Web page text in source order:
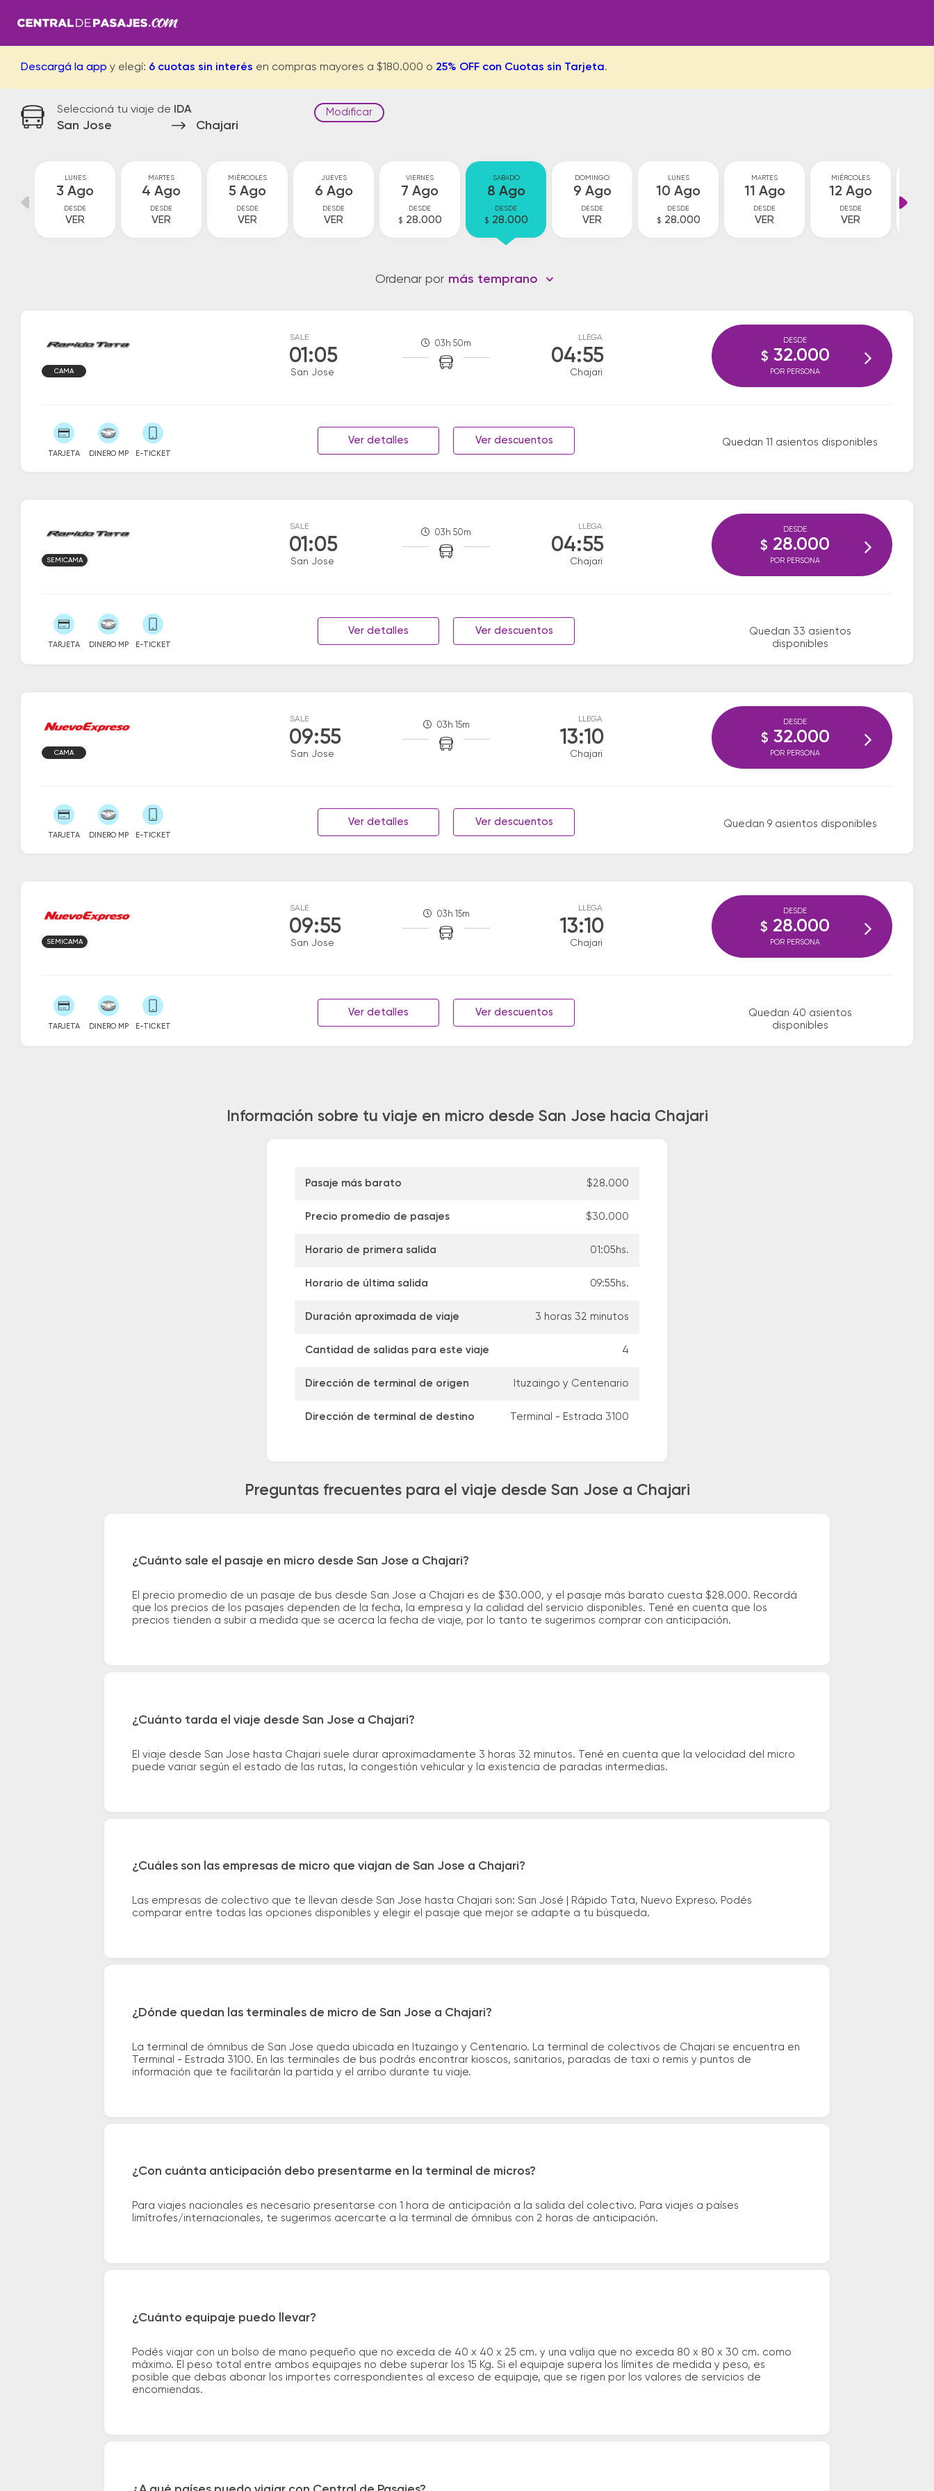
Descargá la app y elegí: 6 cuotas sin interés en compras mayores a $180.000 o 25% OFF con Cuotas sin Tarjeta.
Seleccioná tu viaje de IDA
San Jose Chajari
Modificar
LUNES
3 Ago
DESDE
VER
MARTES
4 Ago
DESDE
VER
MIÉRCOLES
5 Ago
DESDE
VER
JUEVES
6 Ago
DESDE
VER
VIERNES
7 Ago
DESDE
$ 28.000
SABADO
8 Ago
DESDE
$ 28.000
DOMINGO
9 Ago
DESDE
VER
LUNES
10 Ago
DESDE
$ 28.000
MARTES
11 Ago
DESDE
VER
MIÉRCOLES
12 Ago
DESDE
VER
Ordenar por más temprano
SALE
01:05
San Jose
03h 50m
LLEGA
04:55
Chajari
CAMA
TARJETA DINERO MP E-TICKET
Ver detalles Ver descuentos Quedan 11 asientos disponibles
DESDE
$ 32.000
POR PERSONA
SALE
01:05
San Jose
03h 50m
LLEGA
04:55
Chajari
SEMICAMA
TARJETA DINERO MP E-TICKET
Ver detalles Ver descuentos
Quedan 33 asientos
disponibles
DESDE
$ 28.000
POR PERSONA
SALE
09:55
San Jose
03h 15m
LLEGA
13:10
Chajari
CAMA
TARJETA DINERO MP E-TICKET
Ver detalles Ver descuentos Quedan 9 asientos disponibles
DESDE
$ 32.000
POR PERSONA
SALE
09:55
San Jose
03h 15m
LLEGA
13:10
Chajari
SEMICAMA
TARJETA DINERO MP E-TICKET
Ver detalles Ver descuentos
Quedan 40 asientos
disponibles
DESDE
$ 28.000
POR PERSONA
Información sobre tu viaje en micro desde San Jose hacia Chajari
Pasaje más barato $28.000
Precio promedio de pasajes $30.000
Horario de primera salida 01:05hs.
Horario de última salida 09:55hs.
Duración aproximada de viaje 3 horas 32 minutos
Cantidad de salidas para este viaje 4
Dirección de terminal de origen Ituzaingo y Centenario
Dirección de terminal de destino Terminal - Estrada 3100
Preguntas frecuentes para el viaje desde San Jose a Chajari
¿Cuánto sale el pasaje en micro desde San Jose a Chajari?
El precio promedio de un pasaje de bus desde San Jose a Chajari es de $30.000, y el pasaje más barato cuesta $28.000. Recordá
que los precios de los pasajes dependen de la fecha, la empresa y la calidad del servicio disponibles. Tené en cuenta que los
precios tienden a subir a medida que se acerca la fecha de viaje, por lo tanto te sugerimos comprar con anticipación.
¿Cuánto tarda el viaje desde San Jose a Chajari?
El viaje desde San Jose hasta Chajari suele durar aproximadamente 3 horas 32 minutos. Tené en cuenta que la velocidad del micro
puede variar según el estado de las rutas, la congestión vehicular y la existencia de paradas intermedias.
¿Cuáles son las empresas de micro que viajan de San Jose a Chajari?
Las empresas de colectivo que te llevan desde San Jose hasta Chajari son: San José | Rápido Tata, Nuevo Expreso. Podés
comparar entre todas las opciones disponibles y elegir el pasaje que mejor se adapte a tu búsqueda.
¿Dónde quedan las terminales de micro de San Jose a Chajari?
La terminal de ómnibus de San Jose queda ubicada en Ituzaingo y Centenario. La terminal de colectivos de Chajari se encuentra en
Terminal - Estrada 3100. En las terminales de bus podrás encontrar kioscos, sanitarios, paradas de taxi o remis y puntos de
información que te facilitarán la partida y el arribo durante tu viaje.
¿Con cuánta anticipación debo presentarme en la terminal de micros?
Para viajes nacionales es necesario presentarse con 1 hora de anticipación a la salida del colectivo. Para viajes a países
limítrofes/internacionales, te sugerimos acercarte a la terminal de ómnibus con 2 horas de anticipación.
¿Cuánto equipaje puedo llevar?
Podés viajar con un bolso de mano pequeño que no exceda de 40 x 40 x 25 cm. y una valija que no exceda 80 x 80 x 30 cm. como
máximo. El peso total entre ambos equipajes no debe superar los 15 Kg. Si el equipaje supera los límites de medida y peso, es
posible que debas abonar los importes correspondientes al exceso de equipaje, que se rigen por los valores de servicios de
encomiendas.